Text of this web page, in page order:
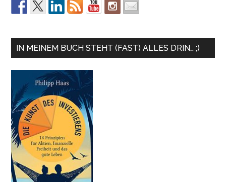
IN MEINEM BUCH STEHT (FAST) ALLES DRIN… ;)